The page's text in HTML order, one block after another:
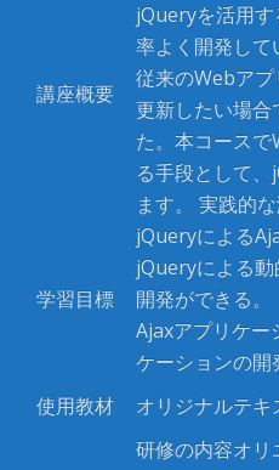
講座概要
jQueryを活用
率よく開発して
従来のWebア
更新したい場
た。本コース
る手段として
ます。 実践的
学習目標
jQueryによる
jQueryによる
開発ができる。
Ajaxアプリケー
ケーションの開
使用教材
オリジナルテキ
研修の内容オリ